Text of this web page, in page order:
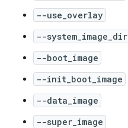
--use_overlay
--system_image_dir
--boot_image
--init_boot_image
--data_image
--super_image